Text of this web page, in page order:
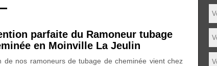
parfaite du Ramoneur tubage
en Moinville La Jeulin
de nos ramoneurs de tubage de cheminée vient chez